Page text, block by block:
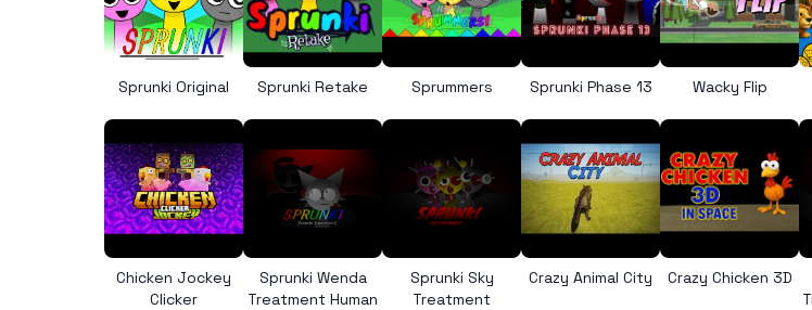
Sprunki Original Sprunki Retake Sprummers Sprunki Phase 13 Wacky Flip
Chicken Jockey
Clicker
Sprunki Wenda
Treatment Human
Sprunki Sky
Treatment
Crazy Animal City Crazy Chicken 3D